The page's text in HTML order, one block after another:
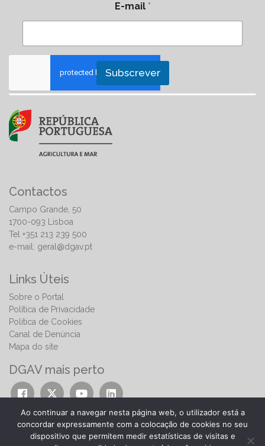
E-mail *
Subscrever
Contactos
Campo Grande, 50
1700-093 Lisboa
Tel +351 213 239 500
e-mail: geral@dgav.pt
Links Úteis
Sobre o Portal
Política de Privacidade
Política de Cookies
Canal de Denúncia
Mapa do site
DGAV mais perto
Ao continuar a navegar nesta página web, o utilizador está a
concordar expressamente com a colocação de cookies no seu
dispositivo que permitem medir estatísticas de visitas e